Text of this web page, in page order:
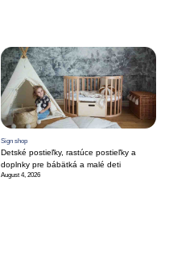
Sign shop
Detské postieľky, rastúce postieľky a
doplnky pre bábätká a malé deti
August 4, 2026